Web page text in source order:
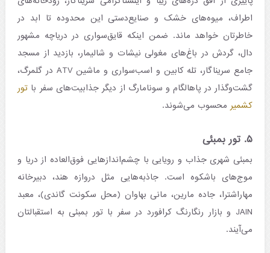
اطراف، میوه‌های خشک و صنایع‌دستی این محدوده تا ابد در
خاطرتان خواهد ماند. ضمن اینکه قایق‌سواری در دریاچه مشهور
دال، گردش در باغ‌های مغولی نیشات و شالیمار، بازدید از مسجد
جامع سریناگار، تله کابین و اسب‌سواری و ماشین ATV در گلمرگ،
گشت‌وگذار در پاهالگام و سونامارگ از دیگر جذابیت‌های سفر باتور
کشمیر محسوب می‌شوند.
۵. تور بمبئی
بمبئی شهری جذاب و رویایی با چشم‌اندازهایی فوق‌العاده از دریا و
موج‌های باشکوه است. جاذبه‌هایی مثل دروازه هند، دبیرخانه
مهاراشترا، جاده مارین، مانی بهاوان (محل سکونت گاندی)، معبد
JAIN و بازار رنگارنگ کرافورد در سفر با تور بمبئی به استقبالتان
می‌آیند.